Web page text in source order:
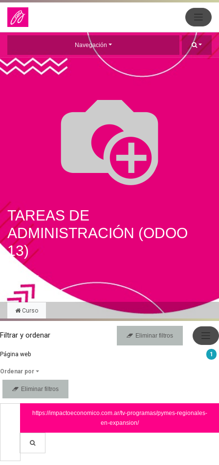
Navegación
TAREAS DE
ADMINISTRACIÓN (ODOO
13)
Compartir
Curso
Filtrar y ordenar Eliminar filtros
Página web 1
Ordenar por
Eliminar filtros
https://impactoeconomico.com.ar/tv-programas/pymes-regionales-
en-expansion/